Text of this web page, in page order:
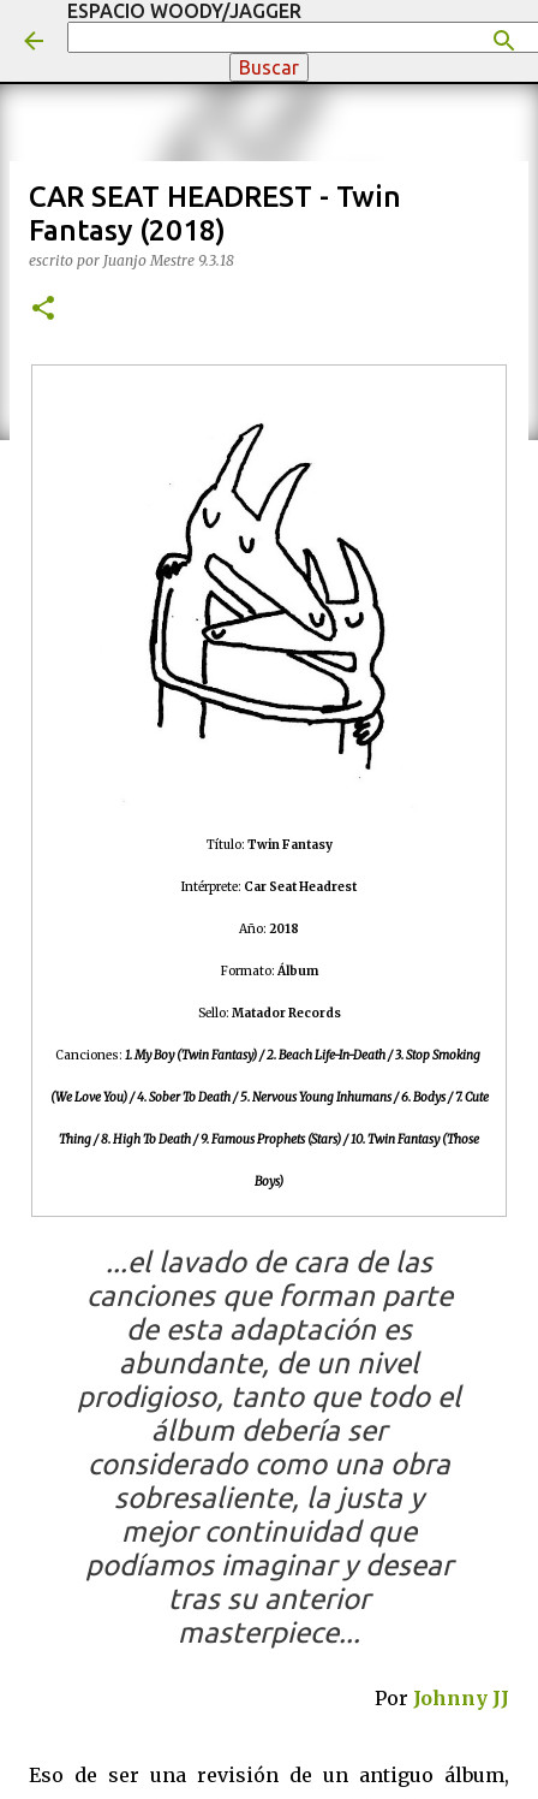
Ir al contenido principal
ESPACIO WOODY/JAGGER
CAR SEAT HEADREST - Twin
Fantasy (2018)
escrito por Juanjo Mestre 9.3.18
Título: Twin Fantasy
Intérprete: Car Seat Headrest
Año: 2018
Formato: Álbum
Sello: Matador Records
Canciones: 1. My Boy (Twin Fantasy) / 2. Beach Life-In-Death / 3. Stop Smoking
(We Love You) / 4. Sober To Death / 5. Nervous Young Inhumans / 6. Bodys / 7. Cute
Thing / 8. High To Death / 9. Famous Prophets (Stars) / 10. Twin Fantasy (Those
Boys)
...el lavado de cara de las
canciones que forman parte
de esta adaptación es
abundante, de un nivel
prodigioso, tanto que todo el
álbum debería ser
considerado como una obra
sobresaliente, la justa y
mejor continuidad que
podíamos imaginar y desear
tras su anterior
masterpiece...
Por Johnny JJ
Eso de ser una revisión de un antiguo álbum,